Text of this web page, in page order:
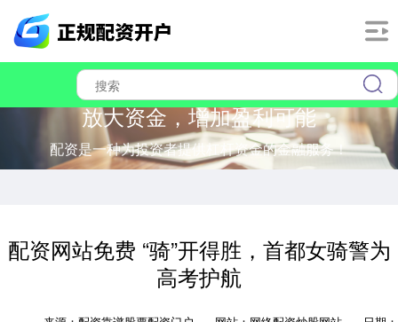
放大资金，增加盈利可能
配资是一种为投资者提供杠杆资金的金融服务！
配资网站免费 “骑”开得胜，首都女骑警为
高考护航